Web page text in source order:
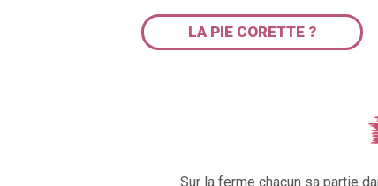
LA PIE CORETTE ?
Sur la ferme chacun sa partie